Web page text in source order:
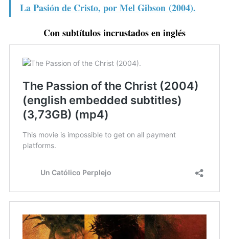
La Pasión de Cristo, por Mel Gibson (2004).
Con subtítulos incrustados en inglés